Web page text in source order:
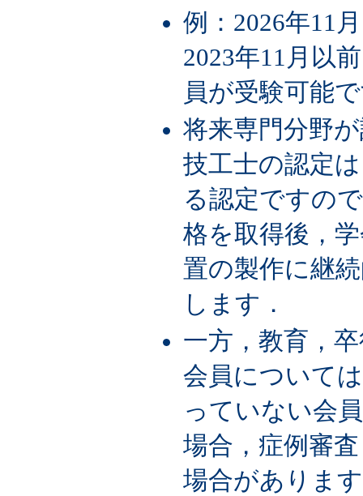
例：2026年11
2023年11月以
員が受験可能
将来専門分野
技工士の認定
る認定ですの
格を取得後，
置の製作に継
します．
一方，教育，
会員について
っていない会
場合，症例審
場合があります